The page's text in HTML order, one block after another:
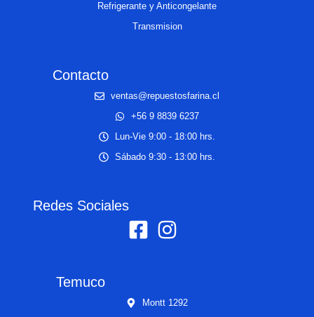
Refrigerante y Anticongelante
Transmision
Contacto
ventas@repuestosfarina.cl
+56 9 8839 6237
Lun-Vie 9:00 - 18:00 hrs.
Sábado 9:30 - 13:00 hrs.
Redes Sociales
Temuco
Montt 1292